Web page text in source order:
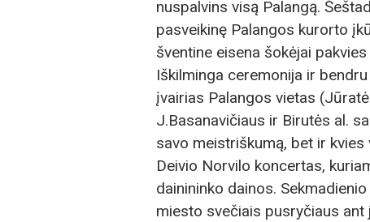
nuspalvins visą Palangą.
pasveikinę Palangos kurorto
šventine eisena šokėjai
Iškilminga ceremonija ir
įvairias Palangos vietas
J.Basanavičiaus ir Birutės al.
savo meistriškumą, bet ir
Deivio Norvilo koncertas,
dainininko dainos.
miesto svečiais pusryčiaus